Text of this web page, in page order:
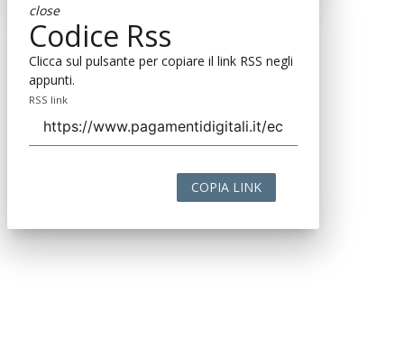
close
Codice Rss
Clicca sul pulsante per copiare il link RSS negli
appunti.
RSS link
COPIA LINK